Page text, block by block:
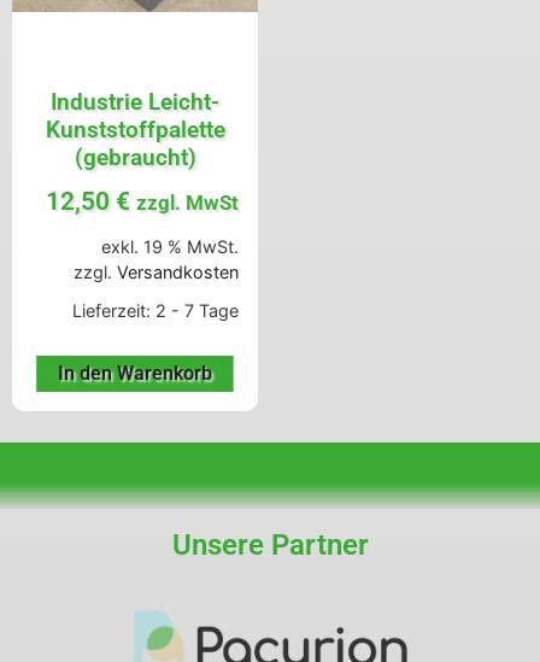
Industrie Leicht-
Kunststoffpalette
(gebraucht)
12,50 € zzgl. MwSt
exkl. 19 % MwSt.
zzgl. Versandkosten
Lieferzeit: 2 - 7 Tage
In den Warenkorb
Unsere Partner